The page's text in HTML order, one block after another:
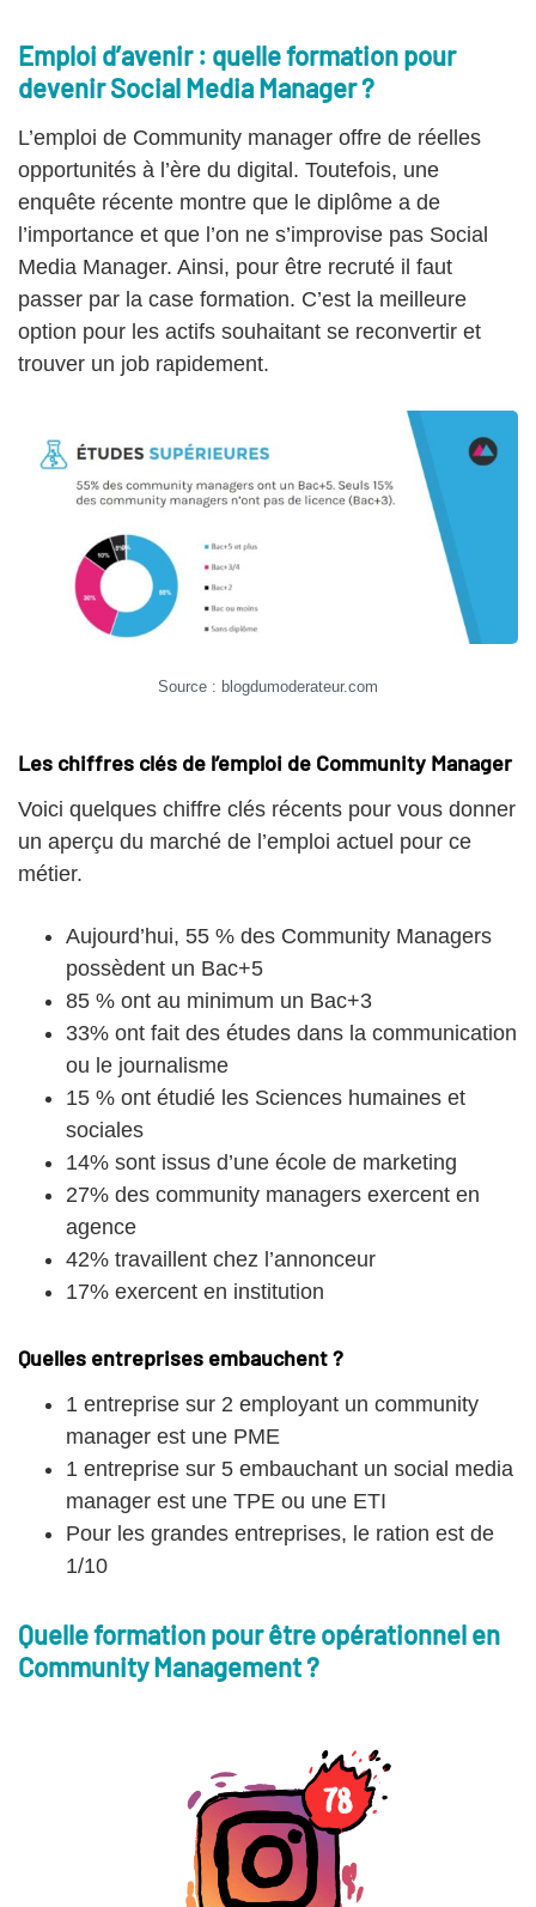
Emploi d’avenir : quelle formation pour
devenir Social Media Manager ?
L’emploi de Community manager offre de réelles
opportunités à l’ère du digital. Toutefois, une
enquête récente montre que le diplôme a de
l’importance et que l’on ne s’improvise pas Social
Media Manager. Ainsi, pour être recruté il faut
passer par la case formation. C’est la meilleure
option pour les actifs souhaitant se reconvertir et
trouver un job rapidement.
Source : blogdumoderateur.com
Les chiffres clés de l’emploi de Community Manager
Voici quelques chiffre clés récents pour vous donner
un aperçu du marché de l’emploi actuel pour ce
métier.
Aujourd’hui, 55 % des Community Managers
possèdent un Bac+5
85 % ont au minimum un Bac+3
33% ont fait des études dans la communication
ou le journalisme
15 % ont étudié les Sciences humaines et
sociales
14% sont issus d’une école de marketing
27% des community managers exercent en
agence
42% travaillent chez l’annonceur
17% exercent en institution
Quelles entreprises embauchent ?
1 entreprise sur 2 employant un community
manager est une PME
1 entreprise sur 5 embauchant un social media
manager est une TPE ou une ETI
Pour les grandes entreprises, le ration est de
1/10
Quelle formation pour être opérationnel en
Community Management ?